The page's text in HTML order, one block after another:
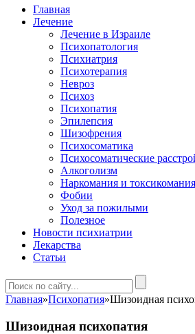
Главная
Лечение
Лечение в Израиле
Психопатология
Психиатрия
Психотерапия
Невроз
Психоз
Психопатия
Эпилепсия
Шизофрения
Психосоматика
Психосоматические
Алкоголизм
Наркомания и токсикомания
Фобии
Уход за пожилыми
Полезное
Новости психиатрии
Лекарства
Статьи
Главная»Психопатия»Шизоидная
Шизоидная психопатия